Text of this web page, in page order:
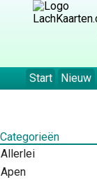
Start Nieuw
Categorieën
Allerlei
Apen